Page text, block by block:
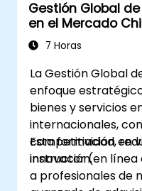
específicos,
sesiones de
Aplicar los
suministro en
mejorando la
operativa.
Aprender a
los riesgos de
para
resiliencia del
Gestión Global
en el Mercado
7 Horas
La Gestión Global
enfoque
bienes y servicios
internacionales,
competitividad,
innovación.
Esta formación en
instructor (en línea
a profesionales de